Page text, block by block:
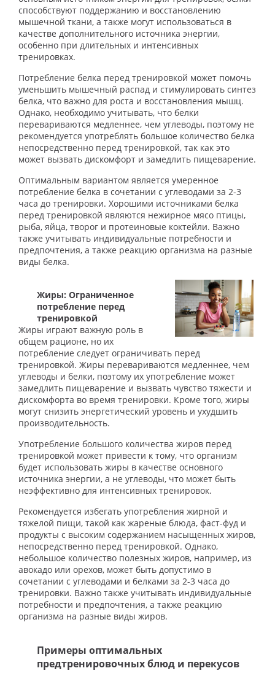
способствуют поддержанию и восстановлению
мышечной ткани, а также могут использоваться в
качестве дополнительного источника энергии,
особенно при длительных и интенсивных
тренировках.
Потребление белка перед тренировкой может помочь
уменьшить мышечный распад и стимулировать синтез
белка, что важно для роста и восстановления мышц.
Однако, необходимо учитывать, что белки
перевариваются медленнее, чем углеводы, поэтому не
рекомендуется употреблять большое количество белка
непосредственно перед тренировкой, так как это
может вызвать дискомфорт и замедлить пищеварение.
Оптимальным вариантом является умеренное
потребление белка в сочетании с углеводами за 2-3
часа до тренировки. Хорошими источниками белка
перед тренировкой являются нежирное мясо птицы,
рыба, яйца, творог и протеиновые коктейли. Важно
также учитывать индивидуальные потребности и
предпочтения, а также реакцию организма на разные
виды белка.
Жиры: Ограниченное
потребление перед
тренировкой
Жиры играют важную роль в
общем рационе, но их
потребление следует ограничивать перед
тренировкой. Жиры перевариваются медленнее, чем
углеводы и белки, поэтому их употребление может
замедлить пищеварение и вызвать чувство тяжести и
дискомфорта во время тренировки. Кроме того, жиры
могут снизить энергетический уровень и ухудшить
производительность.
Употребление большого количества жиров перед
тренировкой может привести к тому, что организм
будет использовать жиры в качестве основного
источника энергии, а не углеводы, что может быть
неэффективно для интенсивных тренировок.
Рекомендуется избегать употребления жирной и
тяжелой пищи, такой как жареные блюда, фаст-фуд и
продукты с высоким содержанием насыщенных жиров,
непосредственно перед тренировкой. Однако,
небольшое количество полезных жиров, например, из
авокадо или орехов, может быть допустимо в
сочетании с углеводами и белками за 2-3 часа до
тренировки. Важно также учитывать индивидуальные
потребности и предпочтения, а также реакцию
организма на разные виды жиров.
Примеры оптимальных
предтренировочных блюд и перекусов